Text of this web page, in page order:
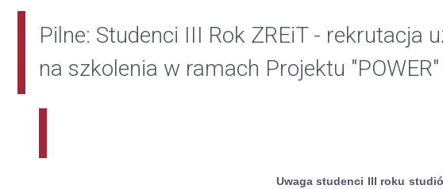
Pilne: Studenci III Rok ZREiT - rekrutacja
na szkolenia w ramach Projektu "POWER"
Uwaga studenci III roku